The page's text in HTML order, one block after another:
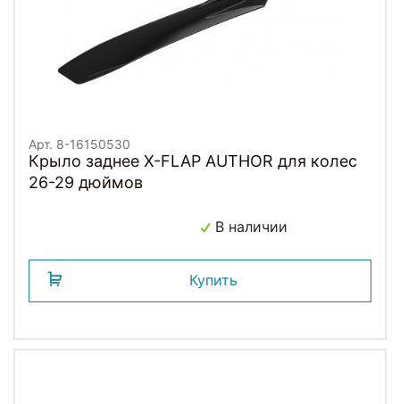
Арт. 8-16150530
Крыло заднее X-FLAP AUTHOR для колес
26-29 дюймов
В наличии
Купить